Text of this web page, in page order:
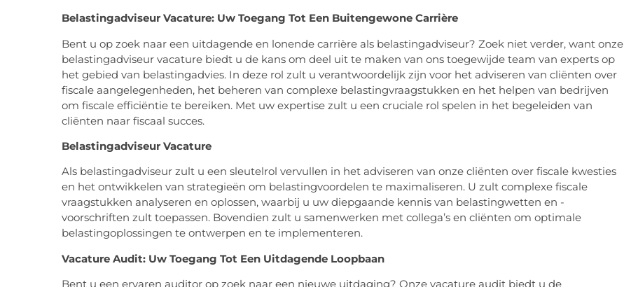
Belastingadviseur Vacature: Uw Toegang Tot Een Buitengewone Carrière
Bent u op zoek naar een uitdagende en lonende carrière als belastingadviseur? Zoek niet verder, want onze
belastingadviseur vacature biedt u de kans om deel uit te maken van ons toegewijde team van experts op
het gebied van belastingadvies. In deze rol zult u verantwoordelijk zijn voor het adviseren van cliënten over
fiscale aangelegenheden, het beheren van complexe belastingvraagstukken en het helpen van bedrijven
om fiscale efficiëntie te bereiken. Met uw expertise zult u een cruciale rol spelen in het begeleiden van
cliënten naar fiscaal succes.
Belastingadviseur Vacature
Als belastingadviseur zult u een sleutelrol vervullen in het adviseren van onze cliënten over fiscale kwesties
en het ontwikkelen van strategieën om belastingvoordelen te maximaliseren. U zult complexe fiscale
vraagstukken analyseren en oplossen, waarbij u uw diepgaande kennis van belastingwetten en -
voorschriften zult toepassen. Bovendien zult u samenwerken met collega’s en cliënten om optimale
belastingoplossingen te ontwerpen en te implementeren.
Vacature Audit: Uw Toegang Tot Een Uitdagende Loopbaan
Bent u een ervaren auditor op zoek naar een nieuwe uitdaging? Onze vacature audit biedt u de